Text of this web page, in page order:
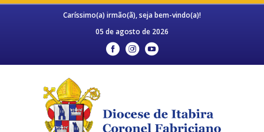
Caríssimo(a) irmão(ã), seja bem-vindo(a)!
05 de agosto de 2026